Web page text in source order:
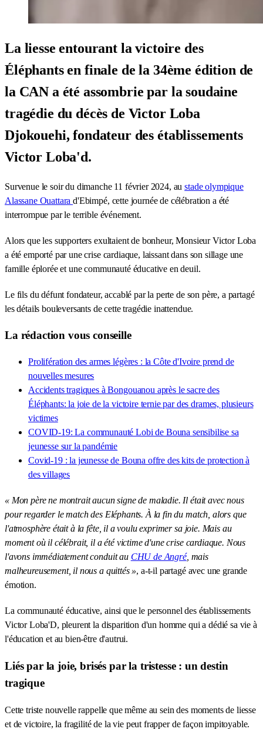
La liesse entourant la victoire des
Éléphants en finale de la 34ème édition de
la CAN a été assombrie par la soudaine
tragédie du décès de Victor Loba
Djokouehi, fondateur des établissements
Victor Loba'd.
Survenue le soir du dimanche 11 février 2024, austade olympique
Alassane Ouattarad'Ebimpé, cette journée de célébration a été
interrompue par le terrible événement.
Alors que les supporters exultaient de bonheur, Monsieur Victor Loba
a été emporté par une crise cardiaque, laissant dans son sillage une
famille éplorée et une communauté éducative en deuil.
Le fils du défunt fondateur, accablé par la perte de son père, a partagé
les détails bouleversants de cette tragédie inattendue.
La rédaction vous conseille
Prolifération des armes légères : la Côte d'Ivoire prend de
nouvelles mesures
Accidents tragiques à Bongouanou après le sacre des
Éléphants: la joie de la victoire ternie par des drames, plusieurs
victimes
COVID-19: La communauté Lobi de Bouna sensibilise sa
jeunesse sur la pandémie
Covid-19 : la jeunesse de Bouna offre des kits de protection à
des villages
« Mon père ne montrait aucun signe de maladie. Il était avec nous
pour regarder le match des Eléphants. À la fin du match, alors que
l'atmosphère était à la fête, il a voulu exprimer sa joie. Mais au
moment où il célébrait, il a été victime d'une crise cardiaque. Nous
l'avons immédiatement conduit au CHU de Angré, mais
malheureusement, il nous a quittés », a-t-il partagé avec une grande
émotion.
La communauté éducative, ainsi que le personnel des établissements
Victor Loba'D, pleurent la disparition d'un homme qui a dédié sa vie à
l'éducation et au bien-être d'autrui.
Liés par la joie, brisés par la tristesse : un destin
tragique
Cette triste nouvelle rappelle que même au sein des moments de liesse
et de victoire, la fragilité de la vie peut frapper de façon impitoyable.